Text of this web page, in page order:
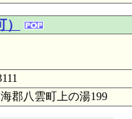
郡八雲町上の湯199